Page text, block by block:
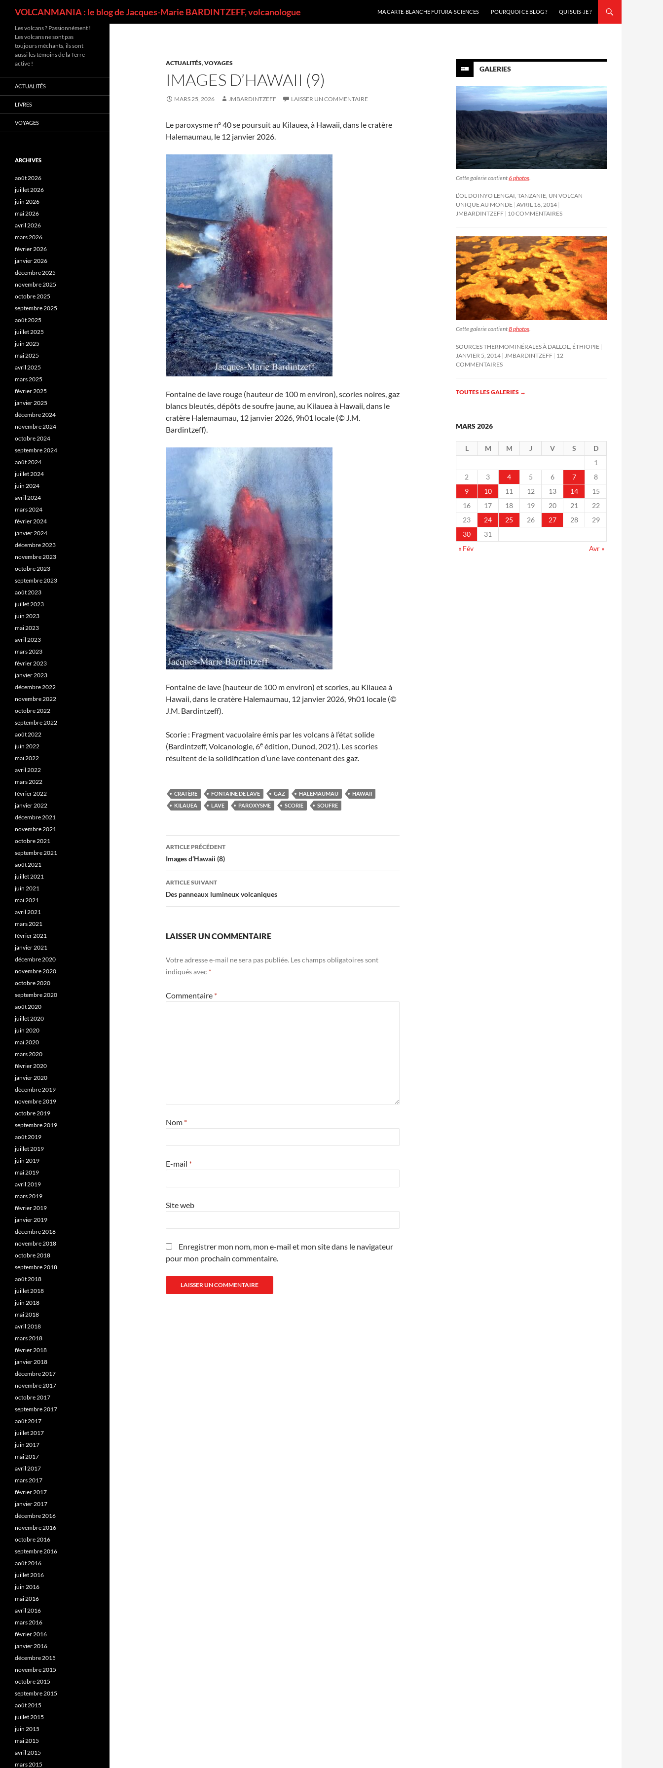
VOLCANMANIA : le blog de Jacques-Marie BARDINTZEFF, volcanologue
MA CARTE-BLANCHE FUTURA-SCIENCES
POURQUOI CE BLOG ? QUI SUIS-JE ?
ACTUALITÉS,VOYAGES
IMAGES D’HAWAII (9)
MARS 25, 2026 JMBARDINTZEFF LAISSER UN COMMENTAIRE
Le paroxysme n° 40 se poursuit au Kilauea, à Hawaii, dans le cratère
Halemaumau, le 12 janvier 2026.
Fontaine de lave rouge (hauteur de 100 m environ), scories noires, gaz
blancs bleutés, dépôts de soufre jaune, au Kilauea à Hawaii, dans le
cratère Halemaumau, 12 janvier 2026, 9h01 locale (© J.M.
Bardintzeff).
Fontaine de lave (hauteur de 100 m environ) et scories, au Kilauea à
Hawaii, dans le cratère Halemaumau, 12 janvier 2026, 9h01 locale (©
J.M. Bardintzeff).
Scorie : Fragment vacuolaire émis par les volcans à l’état solide
(Bardintzeff, Volcanologie, 6e édition, Dunod, 2021). Les scories
résultent de la solidification d’une lave contenant des gaz.
CRATÈRE FONTAINE DE LAVE GAZ HALEMAUMAU
HAWAII
KILAUEA
LAVE PAROXYSME SCORIE SOUFRE
Navigation
des
articles
ARTICLE PRÉCÉDENT
Images d’Hawaii (8)
ARTICLE SUIVANT
Des panneaux lumineux volcaniques
LAISSER UN COMMENTAIRE
Votre adresse e-mail ne sera pas publiée. Les champs obligatoires sont
indiqués avec *
Commentaire *
Nom *
E-mail *
Site web
Enregistrer mon nom, mon e-mail et mon site dans le navigateur
pour mon prochain commentaire.
GALERIES
Cette galerie contient6 photos.
L’OL DOINYO LENGAI, TANZANIE, UN VOLCAN
UNIQUE AU MONDE AVRIL 16, 2014
JMBARDINTZEFF 10 COMMENTAIRES
Cette galerie contient8 photos
SOURCES THERMOMINÉRALES À DALLOL, ÉTHIOPIE
JANVIER 5, 2014
JMBARDINTZEFF 12
COMMENTAIRES
TOUTES LES GALERIES →
MARS 2026
L M M J V S
D
1
2
3 4 5 6 7
8
9
10 11 12 13 14
15
16
17 18 19 20 21
22
23
24 25 26 27 28
29
30
31
« Fév
Avr »
Les volcans ? Passionnément !
Les volcans ne sont pas
toujours méchants, ils sont
aussi les témoins de la Terre
active !
ACTUALITÉS
LIVRES
VOYAGES
ARCHIVES
août 2026
juillet 2026
juin 2026
mai 2026
avril 2026
mars 2026
février 2026
janvier 2026
décembre 2025
novembre 2025
octobre 2025
septembre 2025
août 2025
juillet 2025
juin 2025
mai 2025
avril 2025
mars 2025
février 2025
janvier 2025
décembre 2024
novembre 2024
octobre 2024
septembre 2024
août 2024
juillet 2024
juin 2024
avril 2024
mars 2024
février 2024
janvier 2024
décembre 2023
novembre 2023
octobre 2023
septembre 2023
août 2023
juillet 2023
juin 2023
mai 2023
avril 2023
mars 2023
février 2023
janvier 2023
décembre 2022
novembre 2022
octobre 2022
septembre 2022
août 2022
juin 2022
mai 2022
avril 2022
mars 2022
février 2022
janvier 2022
décembre 2021
novembre 2021
octobre 2021
septembre 2021
août 2021
juillet 2021
juin 2021
mai 2021
avril 2021
mars 2021
février 2021
janvier 2021
décembre 2020
novembre 2020
octobre 2020
septembre 2020
août 2020
juillet 2020
juin 2020
mai 2020
mars 2020
février 2020
janvier 2020
décembre 2019
novembre 2019
octobre 2019
septembre 2019
août 2019
juillet 2019
juin 2019
mai 2019
avril 2019
mars 2019
février 2019
janvier 2019
décembre 2018
novembre 2018
octobre 2018
septembre 2018
août 2018
juillet 2018
juin 2018
mai 2018
avril 2018
mars 2018
février 2018
janvier 2018
décembre 2017
novembre 2017
octobre 2017
septembre 2017
août 2017
juillet 2017
juin 2017
mai 2017
avril 2017
mars 2017
février 2017
janvier 2017
décembre 2016
novembre 2016
octobre 2016
septembre 2016
août 2016
juillet 2016
juin 2016
mai 2016
avril 2016
mars 2016
février 2016
janvier 2016
décembre 2015
novembre 2015
octobre 2015
septembre 2015
août 2015
juillet 2015
juin 2015
mai 2015
avril 2015
mars 2015